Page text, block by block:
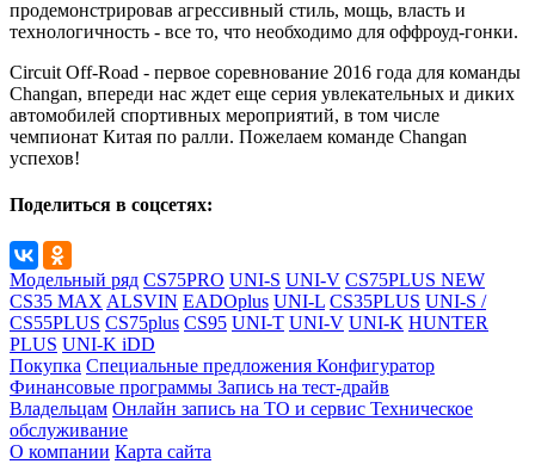
продемонстрировав агрессивный стиль, мощь, власть и
технологичность - все то, что необходимо для оффроуд-гонки.
Circuit Off-Road - первое соревнование 2016 года для команды
Changan, впереди нас ждет еще серия увлекательных и диких
автомобилей спортивных мероприятий, в том числе
чемпионат Китая по ралли. Пожелаем команде Changan
успехов!
Поделиться в соцсетях:
Модельный ряд CS75PRO UNI-S UNI-V CS75PLUS NEW
CS35 MAX ALSVIN EADOplus UNI-L CS35PLUS UNI-S /
CS55PLUS CS75plus CS95 UNI-T UNI-V UNI-K HUNTER
PLUS UNI-K iDD
Покупка Специальные предложения Конфигуратор
Финансовые программы Запись на тест-драйв
Владельцам Онлайн запись на ТО и сервис Техническое
обслуживание
О компании Карта сайта